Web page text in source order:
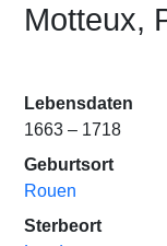
Motteux,
Lebensdaten
1663 – 1718
Geburtsort
Rouen
Sterbeort